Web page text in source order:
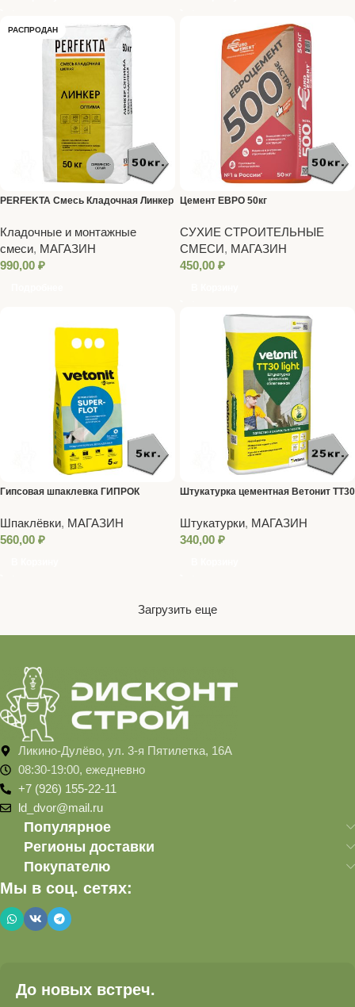
РАСПРОДАН
PERFEKTA Смесь Кладочная Линкер
Кладочные и монтажные
смеси, МАГАЗИН
990,00 ₽
Цемент ЕВРО 50кг
СУХИЕ СТРОИТЕЛЬНЫЕ
СМЕСИ, МАГАЗИН
450,00 ₽
Гипсовая шпаклевка ГИПРОК
Шпаклёвки, МАГАЗИН
560,00 ₽
Штукатурка цементная Ветонит ТТ30
Штукатурки, МАГАЗИН
340,00 ₽
Загрузить еще
Ликино-Дулёво, ул. 3-я Пятилетка, 16А
08:30-19:00, ежедневно
+7 (926) 155-22-11
ld_dvor@mail.ru
Популярное
Регионы доставки
Покупателю
Мы в соц. сетях:
До новых встреч.